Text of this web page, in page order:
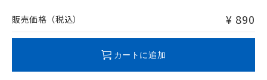
問い合わせください。
販売価格（税込） ¥ 890
カートに追加